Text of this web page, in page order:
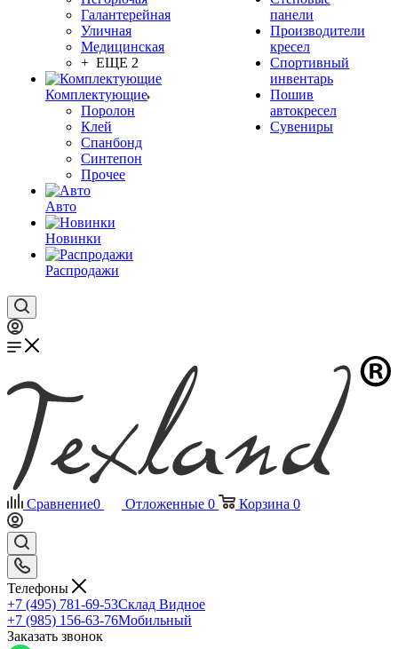
Галантерейная
Уличная
Медицинская
+ ЕЩЕ 2
Комплектующие
Поролон
Клей
Спанбонд
Синтепон
Прочее
Авто
Новинки
Распродажи
панели
Производители
кресел
Спортивный
инвентарь
Пошив
автокресел
Сувениры
Сравнение0 Отложенные 0 Корзина 0
Телефоны
+7 (495) 781-69-53Склад Видное
+7 (985) 156-63-76Мобильный
Заказать звонок